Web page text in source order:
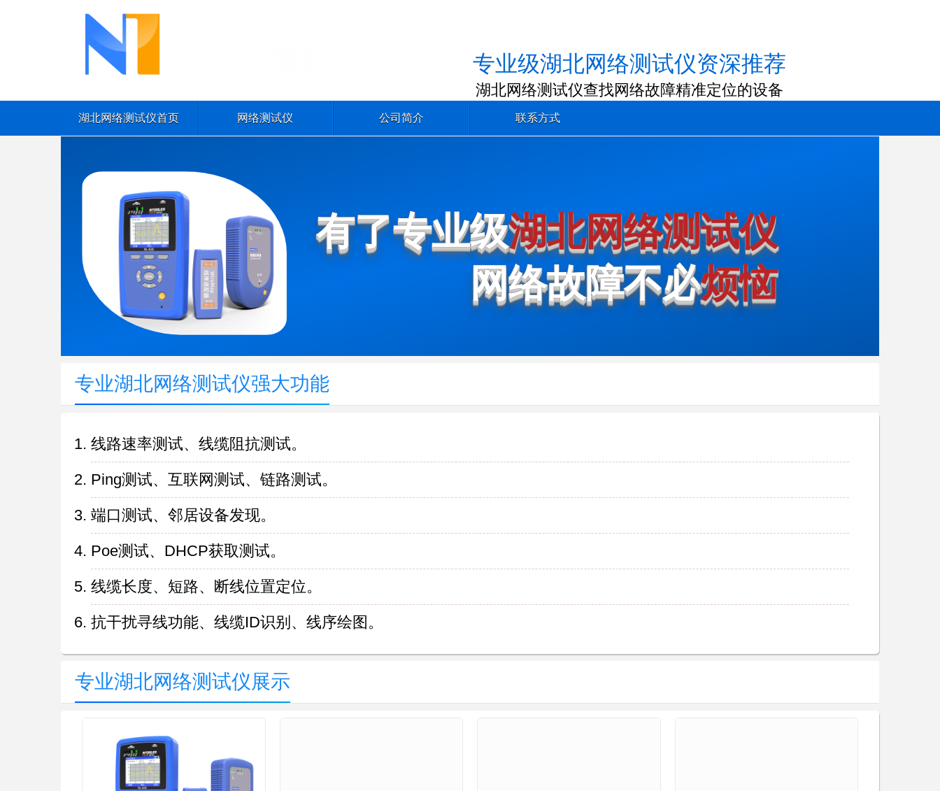
专业级湖北网络测试仪资深推荐
湖北网络测试仪查找网络故障精准定位的设备
湖北网络测试仪首页 网络测试仪 公司简介 联系方式
有了专业级湖北网络测试仪
网络故障不必烦恼
专业湖北网络测试仪强大功能
线路速率测试、线缆阻抗测试。
Ping测试、互联网测试、链路测试。
端口测试、邻居设备发现。
Poe测试、DHCP获取测试。
线缆长度、短路、断线位置定位。
抗干扰寻线功能、线缆ID识别、线序绘图。
专业湖北网络测试仪展示